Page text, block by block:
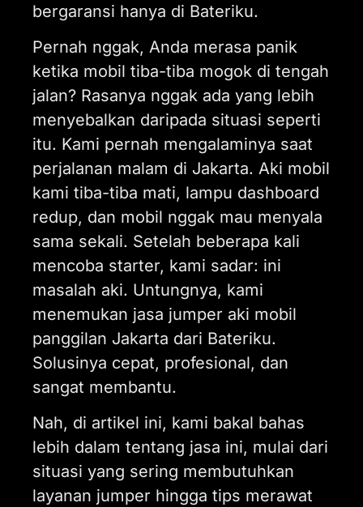
bergaransi hanya di Bateriku.
Pernah nggak, Anda merasa panik
ketika mobil tiba-tiba mogok di tengah
jalan? Rasanya nggak ada yang lebih
menyebalkan daripada situasi seperti
itu. Kami pernah mengalaminya saat
perjalanan malam di Jakarta. Aki mobil
kami tiba-tiba mati, lampu dashboard
redup, dan mobil nggak mau menyala
sama sekali. Setelah beberapa kali
mencoba starter, kami sadar: ini
masalah aki. Untungnya, kami
menemukan jasa jumper aki mobil
panggilan Jakarta dari Bateriku.
Solusinya cepat, profesional, dan
sangat membantu.
Nah, di artikel ini, kami bakal bahas
lebih dalam tentang jasa ini, mulai dari
situasi yang sering membutuhkan
layanan jumper hingga tips merawat